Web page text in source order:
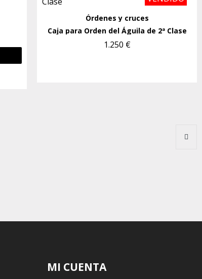
Órdenes y cruces
Caja para Orden del Águila de 2ª Clase
1.250 €
MI CUENTA